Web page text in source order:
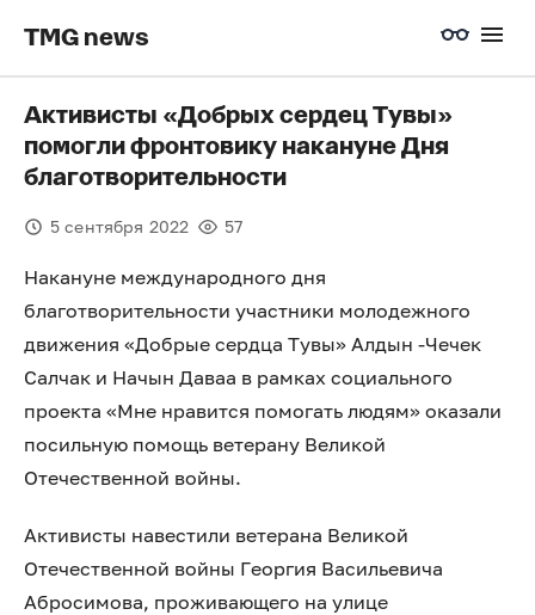
TMG news
Активисты «Добрых сердец Тувы»
помогли фронтовику накануне Дня
благотворительности
5 сентября 2022 57
Накануне международного дня
благотворительности участники молодежного
движения «Добрые сердца Тувы» Алдын -Чечек
Салчак и Начын Даваа в рамках социального
проекта «Мне нравится помогать людям» оказали
посильную помощь ветерану Великой
Отечественной войны.
Активисты навестили ветерана Великой
Отечественной войны Георгия Васильевича
Абросимова, проживающего на улице